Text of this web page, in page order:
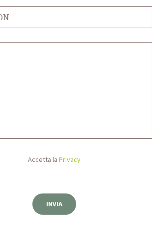
Accetta la Privacy